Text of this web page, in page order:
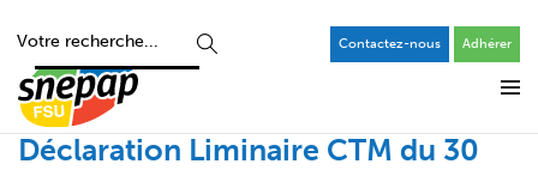
Contactez-nous Adhérer
Déclaration Liminaire CTM du 30